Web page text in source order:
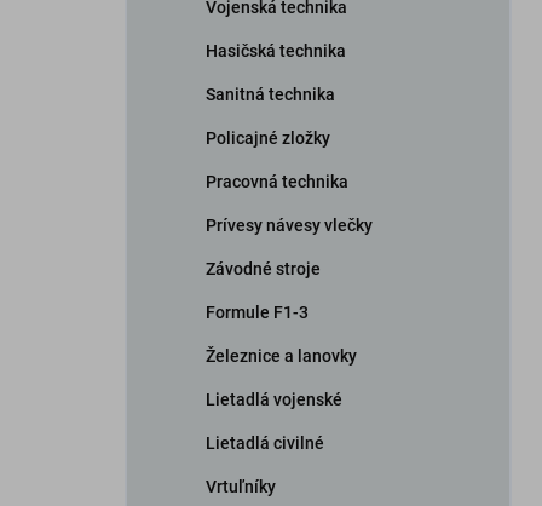
Vojenská technika
Hasičská technika
Sanitná technika
Policajné zložky
Pracovná technika
Prívesy návesy vlečky
Závodné stroje
Formule F1-3
Železnice a lanovky
Lietadlá vojenské
Lietadlá civilné
Vrtuľníky